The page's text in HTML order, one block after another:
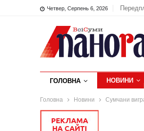
Четвер, Серпень 6, 2026
ГОЛОВНА НОВИНИ
Головна Новини Сумчани